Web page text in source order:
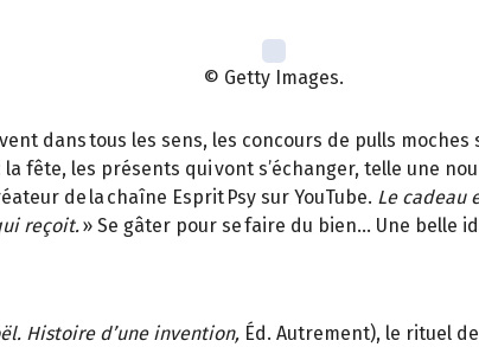
© Getty Images.
dans tous les sens, les concours de pulls
fête, les présents qui vont s’échanger, telle une
de la chaîne Esprit Psy sur YouTube. Le cadeau
reçoit.» Se gâter pour se faire du bien… Une belle
Histoire d’une invention, Éd. Autrement), le rituel